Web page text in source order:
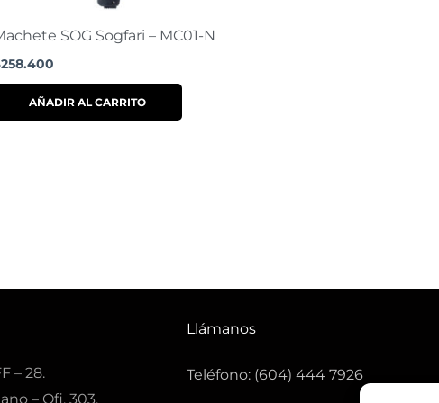
SOG Sogfari – MC01-N
258.400
AÑADIR AL CARRITO
– 28.
– Ofi. 303.
Llámanos
Teléfono: (604) 444 7926